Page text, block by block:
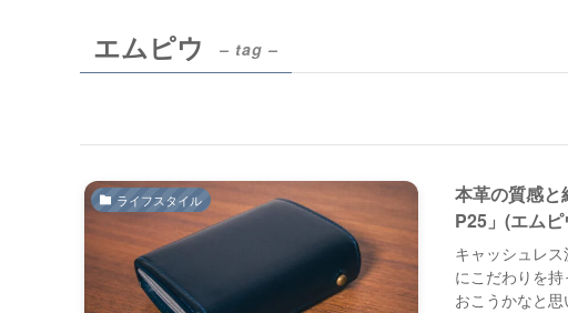
エムピウ – tag –
ライフスタイル
本革の質感
P25」(エム
キャッシュレ
にこだわりを
おこうかなと思